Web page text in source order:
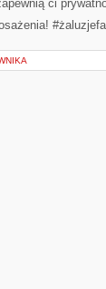
MOŻLIWOŚĆ
chcą być na